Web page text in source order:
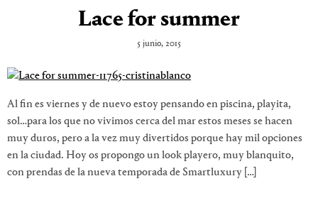
Lace for summer
5 junio, 2015
Al fin es viernes y de nuevo estoy pensando en piscina, playita,
sol…para los que no vivimos cerca del mar estos meses se hacen
muy duros, pero a la vez muy divertidos porque hay mil opciones
en la ciudad. Hoy os propongo un look playero, muy blanquito,
con prendas de la nueva temporada de Smartluxury […]